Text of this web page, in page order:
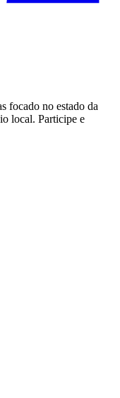
focado no estado da
local. Participe e